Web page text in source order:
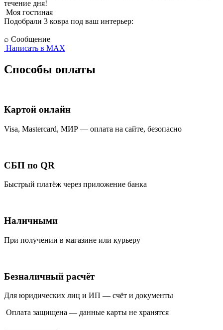
течение дня!
Моя гостиная
Подобрали 3 ковра под ваш интерьер:
⌕ Сообщение
Написать в MAX
Способы оплаты
Картой онлайн
Visa, Mastercard, МИР — оплата на сайте, безопасно
СБП по QR
Быстрый платёж через приложение банка
Наличными
При получении в магазине или курьеру
Безналичный расчёт
Для юридических лиц и ИП — счёт и документы
Оплата защищена — данные карты не хранятся